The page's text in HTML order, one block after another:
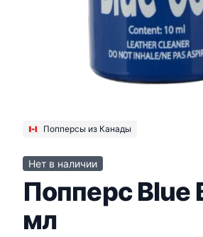
Попперсы из Канады
Нет в наличии
Попперс Blue
мл